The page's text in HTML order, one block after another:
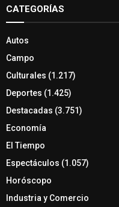
CATEGORÍAS
Autos
Campo
Culturales (1.217)
Deportes (1.425)
Destacadas (3.751)
Economía
El Tiempo
Espectáculos (1.057)
Horóscopo
Industria y Comercio